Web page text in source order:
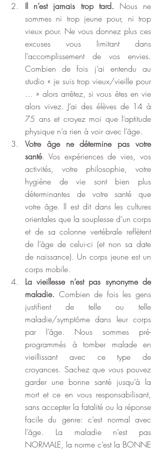
Il n’est jamais trop tard. Nous ne
sommes ni trop jeune pour, ni trop
vieux pour. Ne vous donnez plus ces
excuses vous limitant dans
l’accomplissement de vos envies.
Combien de fois j’ai entendu au
studio « je suis trop vieux/vieille pour
… » alors arrêtez, si vous êtes en vie
alors vivez. J’ai des élèves de 14 à
75 ans et croyez moi que l’aptitude
physique n’a rien à voir avec l’âge.
Votre âge ne détermine pas votre
santé. Vos expériences de vies, vos
activités, votre philosophie, votre
hygiène de vie sont bien plus
déterminantes de votre santé que
votre âge. ll est dit dans les cultures
orientales que la souplesse d’un corps
et de sa colonne vertébrale reflètent
de l’âge de celui-ci (et non sa date
de naissance). Un corps jeune est un
corps mobile.
La vieillesse n’est pas synonyme de
maladie. Combien de fois les gens
justifient de telle ou telle
maladie/symptôme dans leur corps
par l’âge. Nous sommes pré-
programmés à tomber malade en
vieillissant avec ce type de
croyances. Sachez que vous pouvez
garder une bonne santé jusqu’à la
mort et ce en vous responsabilisant,
sans accepter la fatalité ou la réponse
facile du genre: c’est normal avec
l’âge. La maladie n’est pas
NORMALE, la norme c’est la BONNE